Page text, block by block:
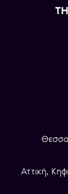
Αττική,